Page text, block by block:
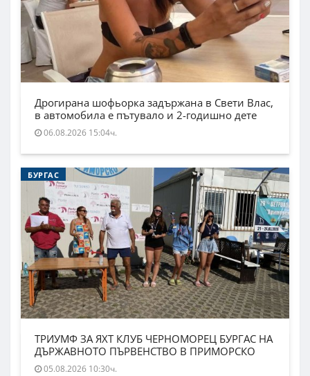
Дрогирана шофьорка задържана в Свети Влас,
в автомобила е пътувало и 2-годишно дете
06.08.2026 15:04ч.
БУРГАС
ТРИУМФ ЗА ЯХТ КЛУБ ЧЕРНОМОРЕЦ БУРГАС НА
ДЪРЖАВНОТО ПЪРВЕНСТВО В ПРИМОРСКО
05.08.2026 10:30ч.